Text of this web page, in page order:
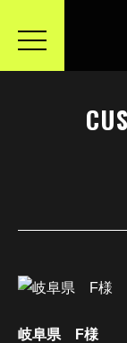
toggle
岐阜県 F様